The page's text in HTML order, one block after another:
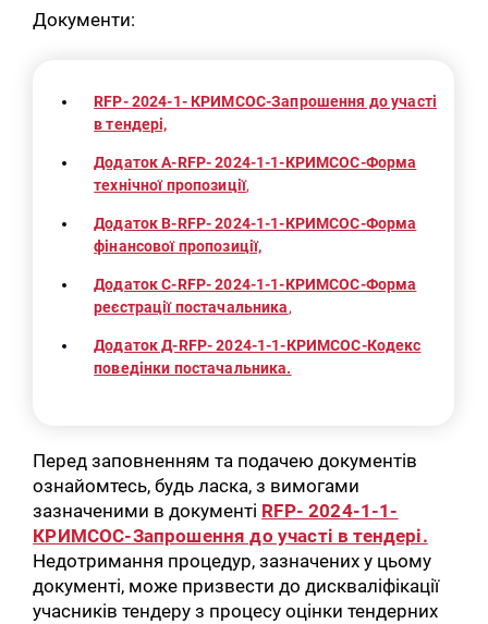
Документи:
RFP- 2024-1- КРИМСОС-Запрошення до участі
в тендері,
Додаток А-RFP- 2024-1-1-КРИМСОС-Форма
технічної пропозиції,
Додаток B-RFP- 2024-1-1-КРИМСОС-Форма
фінансової пропозиції,
Додаток С-RFP- 2024-1-1-КРИМСОС-Форма
реєстрації постачальника,
Додаток Д-RFP- 2024-1-1-КРИМСОС-Кодекс
поведінки постачальника.
Перед заповненням та подачею документів
ознайомтесь, будь ласка, з вимогами
зазначеними в документі RFP- 2024-1-1-
КРИМСОС-Запрошення до участі в тендері.
Недотримання процедур, зазначених у цьому
документі, може призвести до дискваліфікації
учасників тендеру з процесу оцінки тендерних